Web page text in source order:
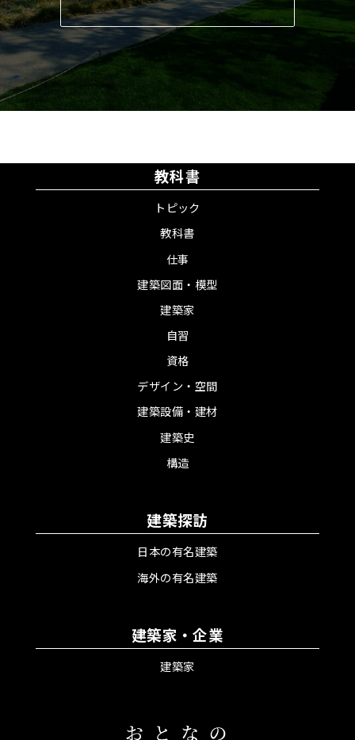
教科書
トピック
教科書
仕事
建築図面・模型
建築家
自習
資格
デザイン・空間
建築設備・建材
建築史
構造
建築探訪
日本の有名建築
海外の有名建築
建築家・企業
建築家